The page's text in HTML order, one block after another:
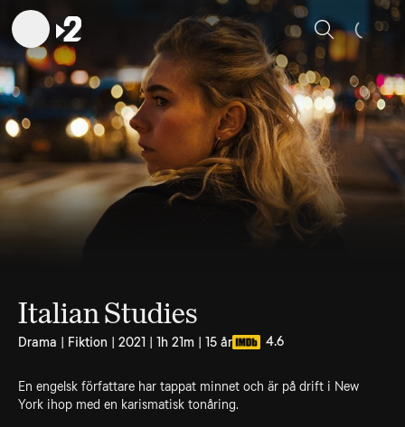
Sök
Italian Studies
Drama | Fiktion | 2021 | 1h 21m | 15 år 4.6
En engelsk författare har tappat minnet och är på drift i New
York ihop med en karismatisk tonåring.